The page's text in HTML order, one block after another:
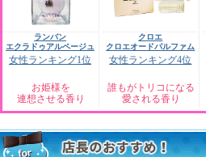
ランバン
エクラドゥアルページュ
女性ランキング1位
お姫様を
連想させる香り
クロエ
クロエオードパルファム
女性ランキング4位
誰もがトリコになる
愛される香り